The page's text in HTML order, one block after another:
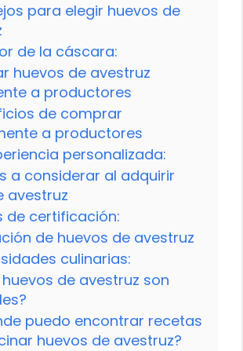
para elegir huevos de
de la cáscara:
huevos de avestruz
a productores
de comprar
a productores
personalizada:
a considerar al adquirir
avestruz
de certificación:
de huevos de avestruz
culinarias:
huevos de avestruz son
puedo encontrar recetas
huevos de avestruz?